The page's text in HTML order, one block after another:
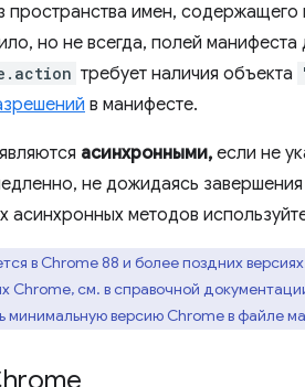
пространства имен,
но не всегда, полей манифеста
требует наличия объекта
в манифесте.
асинхронными, если не
не дожидаясь
асинхронных методов
в Chrome 88 и более поздних
Chrome, см. в справочной
минимальную версию Chrome в файле